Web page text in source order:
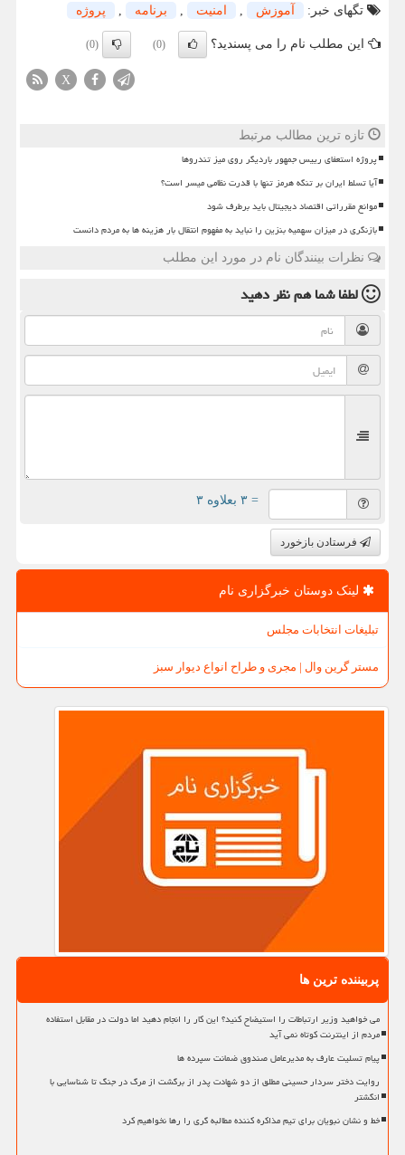
تگهای خبر: آموزش , امنیت , برنامه , پروژه
این مطلب نام را می پسندید؟ (0)
(0)
X
تازه ترین مطالب مرتبط
پروژه استعفای رییس جمهور باردیگر روی میز تندروها
آیا تسلط ایران بر تنگه هرمز تنها با قدرت نظامی میسر است؟
موانع مقرراتی اقتصاد دیجیتال باید برطرف شود
بازنگری در میزان سهمیه بنزین را نباید به مفهوم انتقال بار هزینه ها به مردم دانست
نظرات بینندگان نام در مورد این مطلب
لطفا شما همنظر دهید
= ۳ بعلاوه ۳
فرستادن بازخورد
لینک دوستان خبرگزاری نام
تبلیغات انتخابات مجلس
مستر گرین وال | مجری و طراح انواع دیوار سبز
پربیننده ترین ها
می خواهید وزیر ارتباطات را استیضاح کنید؟ این کار را انجام دهید اما دولت در مقابل استفاده
مردم از اینترنت کوتاه نمی آید
پیام تسلیت عارف به مدیرعامل صندوق ضمانت سپرده ها
روایت دختر سردار حسینی مطلق از دو شهادت پدر از برگشت از مرگ در جنگ تا شناسایی با
انگشتر
خط و نشان نبویان برای تیم مذاکره کننده مطالبه گری را رها نخواهیم کرد